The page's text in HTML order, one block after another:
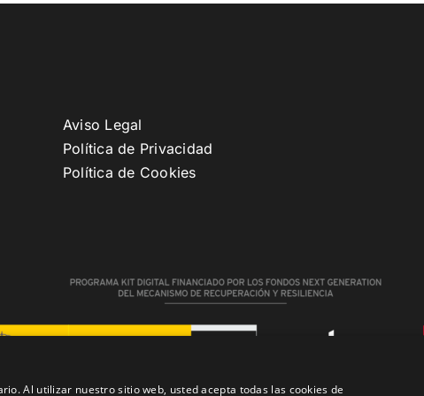
Aviso Legal
Política de Privacidad
Política de Cookies
Al utilizar nuestro sitio web, usted acepta todas las cookies de